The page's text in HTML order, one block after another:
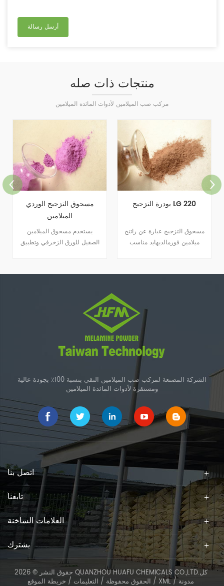
منتجات ذات صله
مركب صب الميلامين لأدوات المائدة الميلامين
مسحوق التزجيج الوردي
الميلامين
يستخدم مسحوق الميلامين
الصقيل للورق الزخرفي وتطبيق
بودرة التزجيج LG 220
مسحوق التزجيج عبارة عن راتنج
ميلامين فورمالديهايد مناسب
الشركة المصنعة لمركب صب الميلامين النقي بنسبة 100٪ بجودة عالية
ومستقرة لأدوات المائدة الميلامين
اتصل بنا
تابعنا
العلامات الساخنة
يشترك
حقوق النشر © 2026 QUANZHOU HUAFU CHEMICALS CO.,LTD.كل
الحقوق محفوظة / التعليمات / خريطة الموقع / XML/مدونة